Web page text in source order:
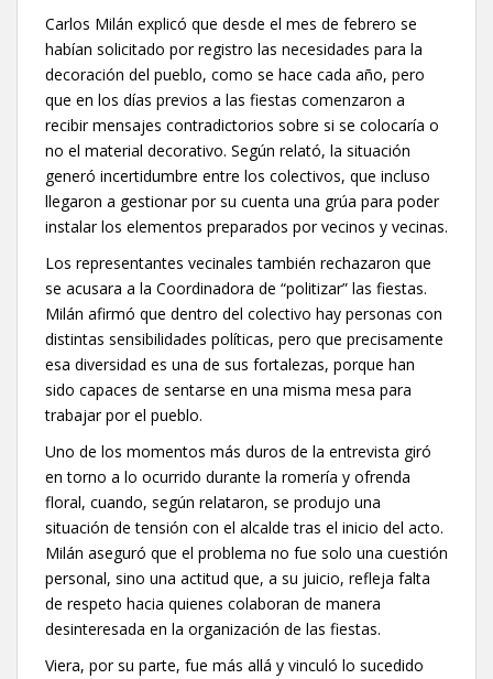
Carlos Milán explicó que desde el mes de febrero se
habían solicitado por registro las necesidades para la
decoración del pueblo, como se hace cada año, pero
que en los días previos a las fiestas comenzaron a
recibir mensajes contradictorios sobre si se colocaría o
no el material decorativo. Según relató, la situación
generó incertidumbre entre los colectivos, que incluso
llegaron a gestionar por su cuenta una grúa para poder
instalar los elementos preparados por vecinos y vecinas.
Los representantes vecinales también rechazaron que
se acusara a la Coordinadora de “politizar” las fiestas.
Milán afirmó que dentro del colectivo hay personas con
distintas sensibilidades políticas, pero que precisamente
esa diversidad es una de sus fortalezas, porque han
sido capaces de sentarse en una misma mesa para
trabajar por el pueblo.
Uno de los momentos más duros de la entrevista giró
en torno a lo ocurrido durante la romería y ofrenda
floral, cuando, según relataron, se produjo una
situación de tensión con el alcalde tras el inicio del acto.
Milán aseguró que el problema no fue solo una cuestión
personal, sino una actitud que, a su juicio, refleja falta
de respeto hacia quienes colaboran de manera
desinteresada en la organización de las fiestas.
Viera, por su parte, fue más allá y vinculó lo sucedido